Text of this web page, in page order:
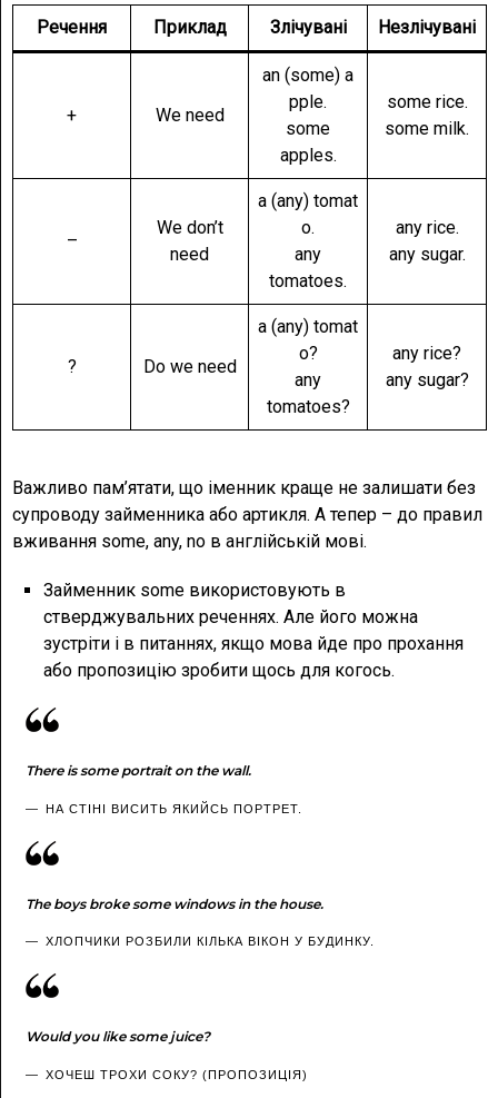
Речення Приклад Злічувані Незлічувані
+ We need
an (some) a
pple.
some
apples.
some rice.
some milk.
–
We don’t
need
a (any) tomat
o.
any
tomatoes.
any rice.
any sugar.
? Do we need
a (any) tomat
o?
any
tomatoes?
any rice?
any sugar?
Важливо пам’ятати, що іменник краще не залишати без
супроводу займенника або артикля. А тепер – до правил
вживання some, any, no в англійській мові.
Займенник some використовують в
стверджувальних реченнях. Але його можна
зустріти і в питаннях, якщо мова йде про прохання
або пропозицію зробити щось для когось.
There is some portrait on the wall.
НА СТІНІ ВИСИТЬ ЯКИЙСЬ ПОРТРЕТ.
The boys broke some windows in the house.
ХЛОПЧИКИ РОЗБИЛИ КІЛЬКА ВІКОН У БУДИНКУ.
Would you like some juice?
ХОЧЕШ ТРОХИ СОКУ? (ПРОПОЗИЦІЯ)